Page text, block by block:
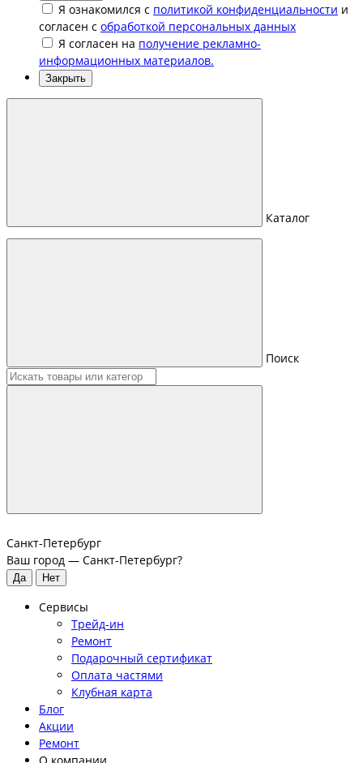
Я ознакомился с политикой конфиденциальности и
согласен с обработкой персональных данных
Я согласен на получение рекламно-
информационных материалов.
Закрыть
Каталог
Поиск
Санкт-Петербург
Ваш город — Санкт-Петербург?
Сервисы
Трейд-ин
Ремонт
Подарочный сертификат
Оплата частями
Клубная карта
Блог
Акции
Ремонт